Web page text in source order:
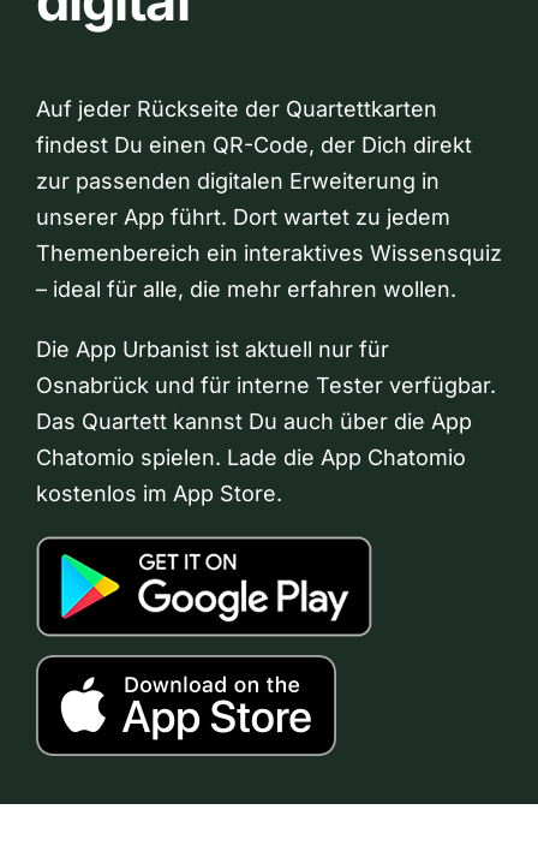
Auf jeder Rückseite der Quartettkarten
findest Du einen QR-Code, der Dich direkt
zur passenden digitalen Erweiterung in
unserer App führt. Dort wartet zu jedem
Themenbereich ein interaktives Wissensquiz
– ideal für alle, die mehr erfahren wollen.
Die App Urbanist ist aktuell nur für
Osnabrück und für interne Tester verfügbar.
Das Quartett kannst Du auch über die App
Chatomio spielen. Lade die App Chatomio
kostenlos im App Store.